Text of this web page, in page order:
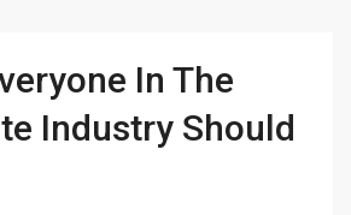
In The
Industry Should